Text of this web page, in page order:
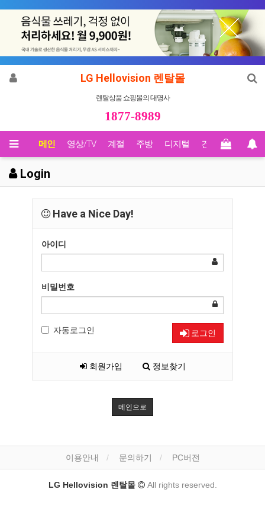
LG Hellovision 렌탈몰
렌탈상품 쇼핑몰의 대명사
1877-8989
메인 영상/TV 계절 주방 디지털 건강 Biz렌탈
Login
Have a Nice Day!
아이디
비밀번호
자동로그인 로그인
회원가입 정보찾기
메인으로
이용안내 문의하기 PC버전
LG Hellovision 렌탈몰 All rights reserved.